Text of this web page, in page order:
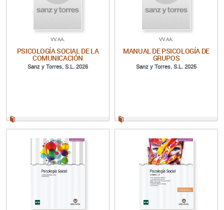
VV.AA.
PSICOLOGÍA SOCIAL DE LA
COMUNICACIÓN
Sanz y Torres, S.L. 2026
VV.AA.
MANUAL DE PSICOLOGÍA DE
GRUPOS
Sanz y Torres, S.L. 2025